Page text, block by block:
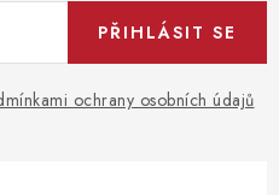
ochrany osobních údajů
PŘIHLÁSIT SE